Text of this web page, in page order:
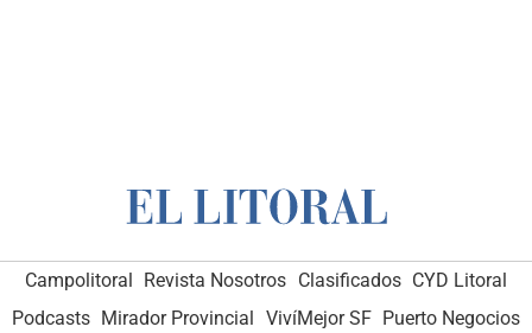
Campolitoral Revista Nosotros Clasificados CYD Litoral
Podcasts Mirador Provincial VivíMejor SF Puerto Negocios